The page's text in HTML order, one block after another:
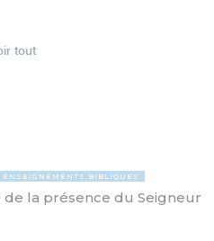
tout
ENSEIGNEMENTS BIBLIQUES
de la présence du Seigneur